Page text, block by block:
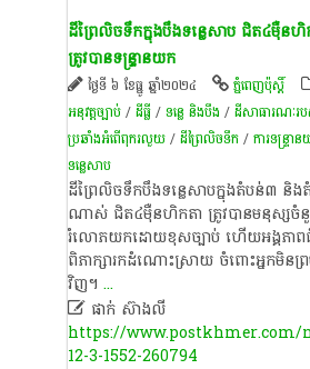
ដីព្រៃលិចទឹកក្នុងបឹងទន្លេសាប ជិត៤ម៉ឺន
ត្រូវបានទន្រ្ទានយក
ថ្ងៃទី ៦ ខែធ្នូ ឆ្នាំ២០២៤ ភ្នំពេញប៉ុស្តិ៍
អនុវត្តច្បាប់/ដីធ្លី/ទន្លេ និងបឹង /ដីសាធារណៈរប
ប្រឆាំង​​​អំពើ​​​ពុក​​​រលួយ/ដី​ព្រៃ​លិច​ទឹក​/ការទន្ទ្រ
ទន្លេសាប
ដីព្រៃលិចទឹកបឹងទន្លេសាបក្នុងតំបន់៣
ណាស់ ជិត៤ម៉ឺនហិកតា ត្រូវបានមនុស្ស​ចំ
រំលោភយក​ដោយខុសច្បាប់ ហើយអង្គភាព
ពិភាក្សារកដំណោះស្រាយ ចំពោះ​អ្នកមិន​ព្
វិញ។ ...
ផាក់ ស៊ាងលី
https://www.postkhmer.com/
12-3-1552-260794